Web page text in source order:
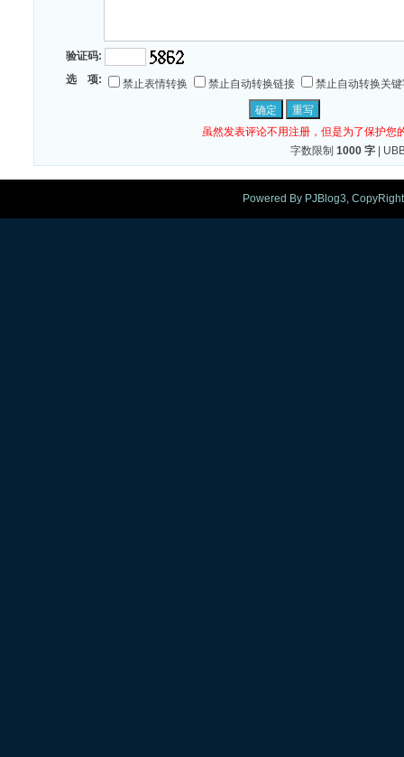
验证码:
选 项:
禁止表情转换 禁止自动转换链接 禁止自动转换关
虽然发表评论不用注册，但是为了保护您
字数限制 1000 字 |
Powered By PJBlog3,